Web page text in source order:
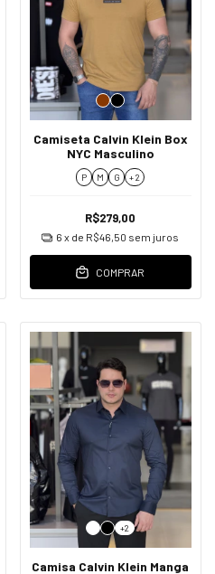
Camiseta Calvin Klein Box
NYC Masculino
P M G + 2
R$279,00
6 x de R$46,50 sem juros
COMPRAR
+2
Camisa Calvin Klein Manga